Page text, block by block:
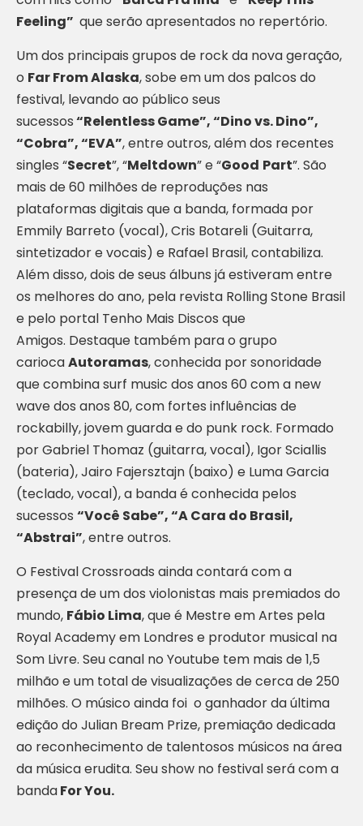
Feeling” que serão apresentados no repertório.
Um dos principais grupos de rock da nova geração,
o Far From Alaska, sobe em um dos palcos do
festival, levando ao público seus
sucessos“Relentless Game”, “Dino vs. Dino”,
“Cobra”, “EVA”, entre outros, além dos recentes
singles “Secret”, “Meltdown” e “Good Part”. São
mais de 60 milhões de reproduções nas
plataformas digitais que a banda, formada por
Emmily Barreto (vocal), Cris Botareli (Guitarra,
sintetizador e vocais) e Rafael Brasil, contabiliza.
Além disso, dois de seus álbuns já estiveram entre
os melhores do ano, pela revista Rolling Stone Brasil
e pelo portal Tenho Mais Discos que
Amigos. Destaque também para o grupo
cariocaAutoramas, conhecida por sonoridade
que combina surf music dos anos 60 com a new
wave dos anos 80, com fortes influências de
rockabilly, jovem guarda e do punk rock. Formado
por Gabriel Thomaz (guitarra, vocal), Igor Sciallis
(bateria), Jairo Fajersztajn (baixo) e Luma Garcia
(teclado, vocal), a banda é conhecida pelos
sucessos “Você Sabe”, “A Cara do Brasil,
“Abstrai”, entre outros.
O Festival Crossroads ainda contará com a
presença de um dos violonistas mais premiados do
mundo, Fábio Lima, que é Mestre em Artes pela
Royal Academy em Londres e produtor musical na
Som Livre. Seu canal no Youtube tem mais de 1,5
milhão e um total de visualizações de cerca de 250
milhões. O músico ainda foi o ganhador da última
edição do Julian Bream Prize, premiação dedicada
ao reconhecimento de talentosos músicos na área
da música erudita. Seu show no festival será com a
bandaFor You.